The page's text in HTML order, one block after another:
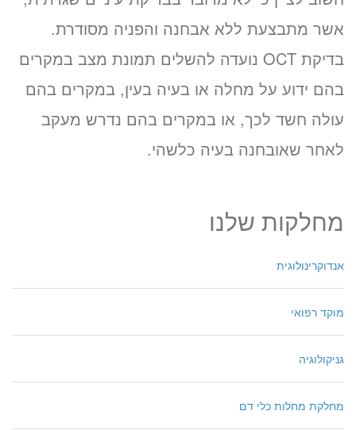
אשר מתבצעת ללא אבחנה והפניה מסודרת.
בדיקת OCT נועדה להשלים תמונת מצב במקרים
בהם ידוע על מחלה או בעיה בעין, במקרים בהם
עולה חשד לכך, או במקרים בהם נדרש מעקב
לאחר שאובחנה בעיה כלשהי.
מחלקות שלנו
אנדוקרינולוגית
מוקד רפואי
גניקולוגיה
מחלקת מחלות כלי דם